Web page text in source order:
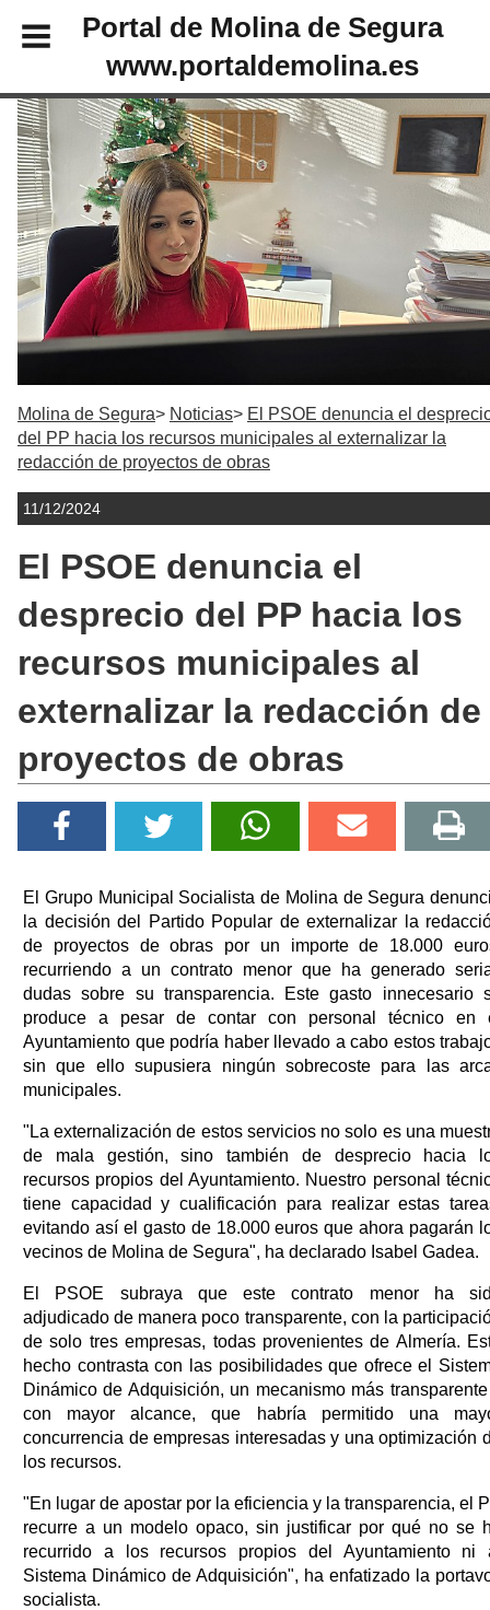
Portal de Molina de Segura
www.portaldemolina.es
Molina de Segura Noticias
El PSOE denuncia el
del PP hacia los recursos municipales al externalizar la
redacción de proyectos de obras
11/12/2024
El PSOE denuncia el
desprecio del PP hacia los
recursos municipales al
externalizar la redacción de
proyectos de obras
El Grupo Municipal Socialista de Molina de Segura
la decisión del Partido Popular de externalizar la
de proyectos de obras por un importe de 18.000
recurriendo a un contrato menor que ha generado
dudas sobre su transparencia. Este gasto innecesario
produce a pesar de contar con personal técnico en
Ayuntamiento que podría haber llevado a cabo estos
sin que ello supusiera ningún sobrecoste para las
municipales.
"La externalización de estos servicios no solo es una
de mala gestión, sino también de desprecio hacia
recursos propios del Ayuntamiento. Nuestro personal
tiene capacidad y cualificación para realizar estas
evitando así el gasto de 18.000 euros que ahora pagarán
vecinos de Molina de Segura", ha declarado Isabel Gadea.
El PSOE subraya que este contrato menor ha
adjudicado de manera poco transparente, con la
de solo tres empresas, todas provenientes de Almería.
hecho contrasta con las posibilidades que ofrece el
Dinámico de Adquisición, un mecanismo más
con mayor alcance, que habría permitido una
concurrencia de empresas interesadas y una optimización
los recursos.
"En lugar de apostar por la eficiencia y la transparencia, el
recurre a un modelo opaco, sin justificar por qué no se
recurrido a los recursos propios del Ayuntamiento ni
Sistema Dinámico de Adquisición", ha enfatizado la
socialista.